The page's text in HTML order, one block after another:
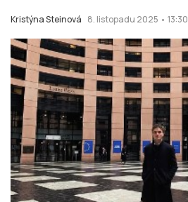
Kristýna Steinová 8. listopadu 2025 • 13:30